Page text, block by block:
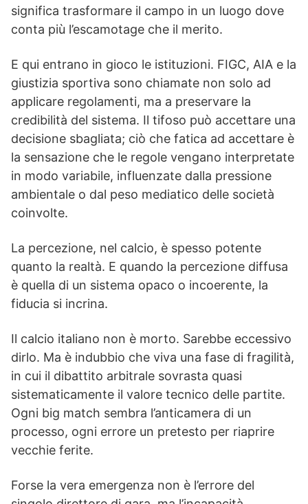
significa trasformare il campo in un luogo dove
conta più l’escamotage che il merito.
E qui entrano in gioco le istituzioni. FIGC, AIA e la
giustizia sportiva sono chiamate non solo ad
applicare regolamenti, ma a preservare la
credibilità del sistema. Il tifoso può accettare una
decisione sbagliata; ciò che fatica ad accettare è
la sensazione che le regole vengano interpretate
in modo variabile, influenzate dalla pressione
ambientale o dal peso mediatico delle società
coinvolte.
La percezione, nel calcio, è spesso potente
quanto la realtà. E quando la percezione diffusa
è quella di un sistema opaco o incoerente, la
fiducia si incrina.
Il calcio italiano non è morto. Sarebbe eccessivo
dirlo. Ma è indubbio che viva una fase di fragilità,
in cui il dibattito arbitrale sovrasta quasi
sistematicamente il valore tecnico delle partite.
Ogni big match sembra l’anticamera di un
processo, ogni errore un pretesto per riaprire
vecchie ferite.
Forse la vera emergenza non è l’errore del